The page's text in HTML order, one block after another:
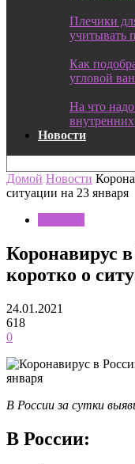
Плечики
учитывать
Как
угловой
На что
Новости
Домой Новости
ситуации на 23 января
Коронавирус
коротко о
24.01.2021
618
0
В России за сутки
В России: